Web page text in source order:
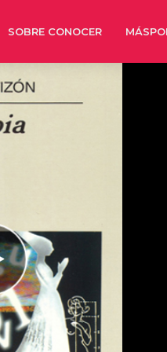
SOBRE CONOCER